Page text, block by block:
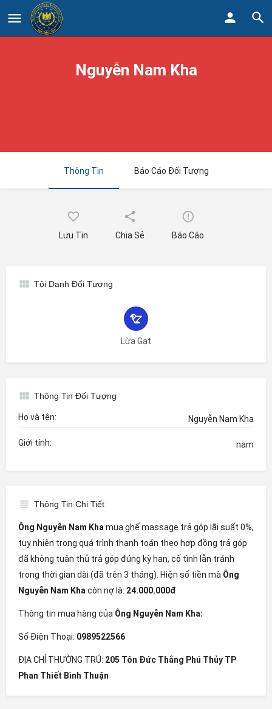
Nguyễn Nam Kha
Thông Tin Báo Cáo Đối Tượng
Lưu Tin Chia Sẻ Báo Cáo
Tội Danh Đối Tượng
Lừa Gạt
Thông Tin Đối Tượng
Họ và tên: Nguyễn Nam Kha
Giới tính: nam
Thông Tin Chi Tiết
Ông Nguyễn Nam Kha mua ghế massage trả góp lãi suất 0%,
tuy nhiên trong quá trình thanh toán theo hợp đồng trả góp
đã không tuân thủ trả góp đúng kỳ hạn, cố tình lẫn tránh
trong thời gian dài (đã trên 3 tháng). Hiện số tiền mà Ông
Nguyễn Nam Kha còn nợ là: 24.000.000đ
Thông tin mua hàng của Ông Nguyễn Nam Kha:
Số Điện Thoại: 0989522566
ĐỊA CHỈ THƯỜNG TRÚ: 205 Tôn Đức Thắng Phú Thủy TP
Phan Thiết Bình Thuận